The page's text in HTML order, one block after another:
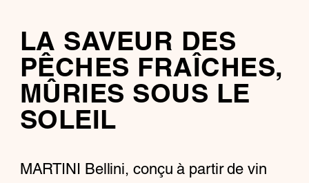
LA SAVEUR DES
PÊCHES FRAÎCHES,
MÛRIES SOUS LE
SOLEIL
MARTINI Bellini, conçu à partir de vin